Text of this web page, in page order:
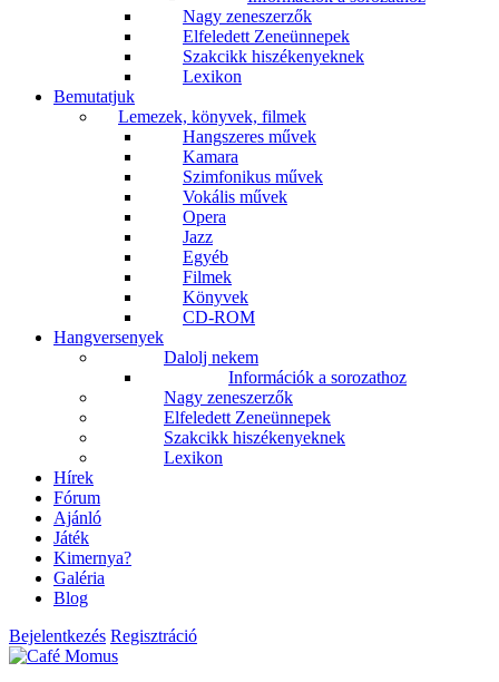
Nagy zeneszerzők
Elfeledett Zeneünnepek
Szakcikk hiszékenyeknek
Lexikon
Bemutatjuk
Lemezek, könyvek, filmek
Hangszeres művek
Kamara
Szimfonikus művek
Vokális művek
Opera
Jazz
Egyéb
Filmek
Könyvek
CD-ROM
Hangversenyek
Dalolj nekem
Információk a sorozathoz
Nagy zeneszerzők
Elfeledett Zeneünnepek
Szakcikk hiszékenyeknek
Lexikon
Hírek
Fórum
Ajánló
Játék
Kimernya?
Galéria
Blog
Bejelentkezés Regisztráció